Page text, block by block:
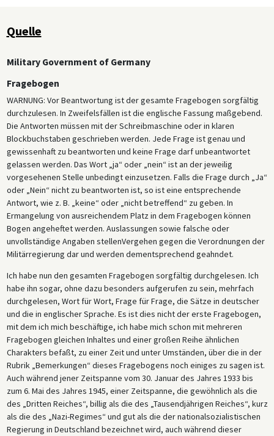
Vergangenheit interniert, kehrte aber nach seiner Entlassung in den
Filmdrehbuchschreiben zurück und starb 1972. Im Zusammenhang mit
der Nazifizierung und der Entnazifizierung Deutschlands ist seine
Biografie also sehr lesenswert.
Quelle
Military Government of Germany
Fragebogen
WARNUNG: Vor Beantwortung ist der gesamte Fragebogen sorgfältig
durchzulesen. In Zweifelsfällen ist die englische Fassung maßgebend.
Die Antworten müssen mit der Schreibmaschine oder in klaren
Blockbuchstaben geschrieben werden. Jede Frage ist genau und
gewissenhaft zu beantworten und keine Frage darf unbeantwortet
gelassen werden. Das Wort „ja“ oder „nein“ ist an der jeweilig
vorgesehenen Stelle unbedingt einzusetzen. Falls die Frage durch „Ja“
oder „Nein“ nicht zu beantworten ist, so ist eine entsprechende
Antwort, wie z. B. „keine“ oder „nicht betreffend“ zu geben. In
Ermangelung von ausreichendem Platz in dem Fragebogen können
Bogen angeheftet werden. Auslassungen sowie falsche oder
unvollständige Angaben stellenVergehen gegen die Verordnungen der
Militärregierung dar und werden dementsprechend geahndet.
Ich habe nun den gesamten Fragebogen sorgfältig durchgelesen. Ich
habe ihn sogar, ohne dazu besonders aufgerufen zu sein, mehrfach
durchgelesen, Wort für Wort, Frage für Frage, die Sätze in deutscher
und die in englischer Sprache. Es ist dies nicht der erste Fragebogen,
mit dem ich mich beschäftige, ich habe mich schon mit mehreren
Fragebogen gleichen Inhaltes und einer großen Reihe ähnlichen
Charakters befaßt, zu einer Zeit und unter Umständen, über die in der
Rubrik „Bemerkungen“ dieses Fragebogens noch einiges zu sagen ist.
Auch während jener Zeitspanne vom 30. Januar des Jahres 1933 bis
zum 6. Mai des Jahres 1945, einer Zeitspanne, die gewöhnlich als die
des „Dritten Reiches“, billig als die des „Tausendjährigen Reiches“, kurz
als die des „Nazi-Regimes“ und gut als die der nationalsozialistischen
Regierung in Deutschland bezeichnet wird, auch während dieser